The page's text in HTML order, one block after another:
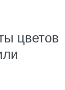
цветов